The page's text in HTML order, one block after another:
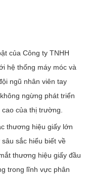
của Công ty TNHH
hệ thống máy móc và
ngũ nhân viên tay
ngừng phát triển
của thị trường.
thương hiệu giấy lớn
sắc hiểu biết về
thương hiệu giấy đầu
trong lĩnh vực phân